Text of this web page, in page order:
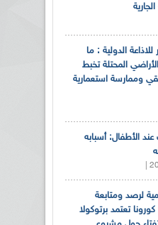
للاذاعة الدولية : ما
المحتلة تخبط
وممارسة استعمارية
الأطفال: أسبابه
لرصد ومتابعة
تعتمد برتوكولا